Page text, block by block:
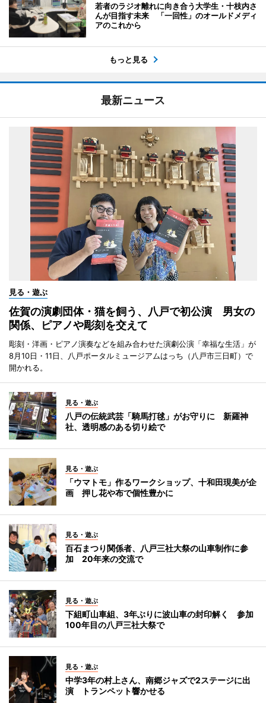
若者のラジオ離れに向き合う大学生・十枝内さ
んが目指す未来 「一回性」のオールドメディ
アのこれから
もっと見る
最新ニュース
見る・遊ぶ
佐賀の演劇団体・猫を飼う、八戸で初公演 男女の
関係、ピアノや彫刻を交えて
彫刻・洋画・ピアノ演奏などを組み合わせた演劇公演「幸福な生活」が
8月10日・11日、八戸ポータルミュージアムはっち（八戸市三日町）で
開かれる。
見る・遊ぶ
八戸の伝統武芸「騎馬打毬」がお守りに 新羅神
社、透明感のある切り絵で
見る・遊ぶ
「ウマトモ」作るワークショップ、十和田現美が企
画 押し花や布で個性豊かに
見る・遊ぶ
百石まつり関係者、八戸三社大祭の山車制作に参
加 20年来の交流で
見る・遊ぶ
下組町山車組、3年ぶりに波山車の封印解く 参加
100年目の八戸三社大祭で
見る・遊ぶ
中学3年の村上さん、南郷ジャズで2ステージに出
演 トランペット響かせる